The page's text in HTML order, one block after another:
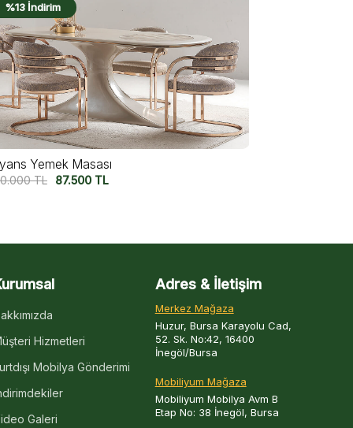
%17 İndirim
Yemek Masası
TL 75.000TL
Hizmetleri
Mobilya Gönderimi
Galeri
Adres & İletişim
Merkez Mağaza
Huzur, Bursa Karayolu Cad,
52. Sk. No:42, 16400
İnegöl/Bursa
Mobiliyum Mağaza
Mobiliyum Mobilya Avm B
Etap No: 38 İnegöl, Bursa